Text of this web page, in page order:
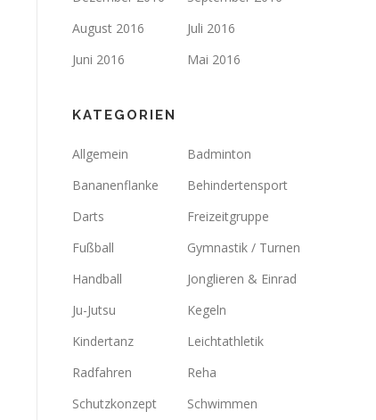
August 2016
Juli 2016
Juni 2016
Mai 2016
KATEGORIEN
Allgemein
Badminton
Bananenflanke
Behindertensport
Darts
Freizeitgruppe
Fußball
Gymnastik / Turnen
Handball
Jonglieren & Einrad
Ju-Jutsu
Kegeln
Kindertanz
Leichtathletik
Radfahren
Reha
Schutzkonzept
Schwimmen